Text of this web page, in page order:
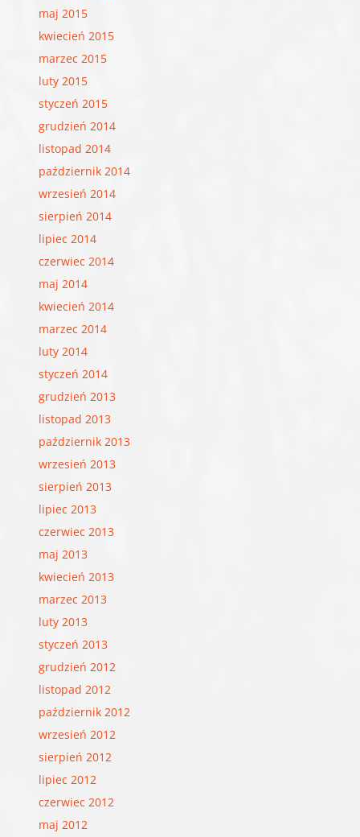
maj 2015
kwiecień 2015
marzec 2015
luty 2015
styczeń 2015
grudzień 2014
listopad 2014
październik 2014
wrzesień 2014
sierpień 2014
lipiec 2014
czerwiec 2014
maj 2014
kwiecień 2014
marzec 2014
luty 2014
styczeń 2014
grudzień 2013
listopad 2013
październik 2013
wrzesień 2013
sierpień 2013
lipiec 2013
czerwiec 2013
maj 2013
kwiecień 2013
marzec 2013
luty 2013
styczeń 2013
grudzień 2012
listopad 2012
październik 2012
wrzesień 2012
sierpień 2012
lipiec 2012
czerwiec 2012
maj 2012